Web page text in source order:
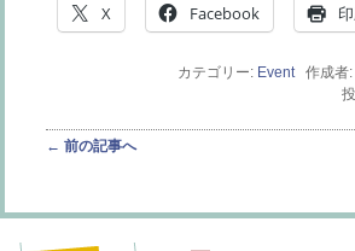
X Facebook
カテゴリー: Event作成者:
投稿ナビゲーション
← 前の記事へ